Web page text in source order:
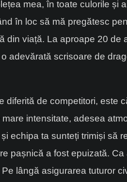
mea, în toate culorile și
în loc să mă pregătesc
din viață. La aproape 20
adevărată scrisoare de
diferită de competitori, este
intensitate, adesea
echipa ta sunteți trimiși să
pașnică a fost epuizată.
lângă asigurarea tuturor